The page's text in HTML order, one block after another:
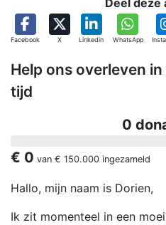
Deel deze
Facebook X Linkedin WhatsApp
Help ons overleven
tijd
0
€ 0 van € 150.000 ingezameld
Hallo, mijn naam is Dorien,
Ik zit momenteel in een